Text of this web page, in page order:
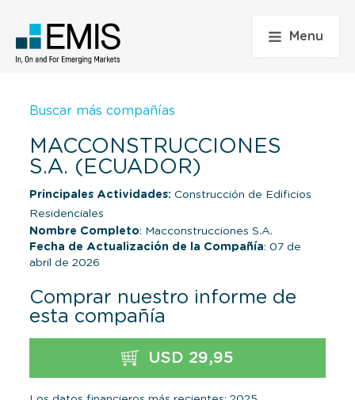
Menu
Buscar más compañías
MACCONSTRUCCIONES
S.A. (ECUADOR)
Principales Actividades: Construcción de Edificios
Residenciales
Nombre Completo: Macconstrucciones S.A.
Fecha de Actualización de la Compañía: 07 de
abril de 2026
Comprar nuestro informe de
esta compañía
USD 29,95